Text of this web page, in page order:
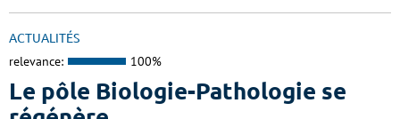
ACTUALITÉS
relevance: 100%
Le pôle Biologie-Pathologie se